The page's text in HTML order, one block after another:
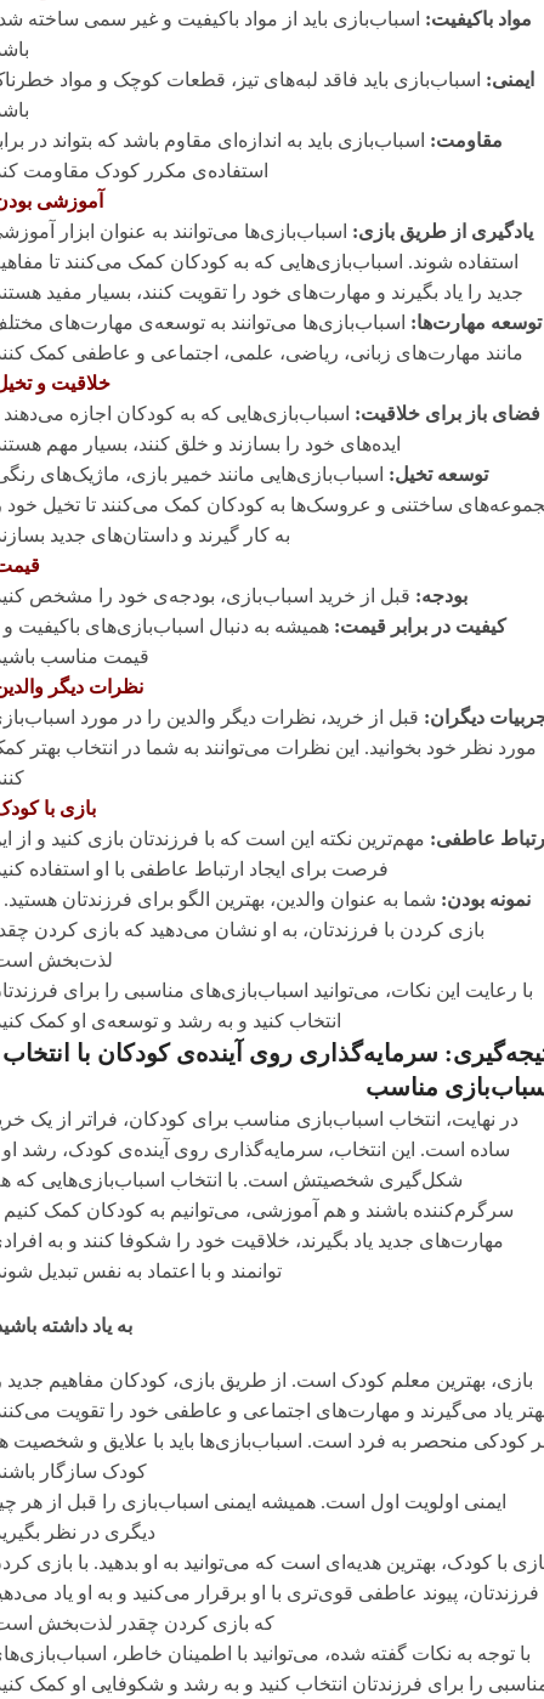
مواد باکیفیت: اسباب‌بازی باید از مواد باکیفیت و غیر سمی ساخته
ایمنی: اسباب‌بازی باید فاقد لبه‌های تیز، قطعات کوچک و مواد
مقاومت: اسباب‌بازی باید به اندازه‌ای مقاوم باشد که بتواند در
استفاده‌ی مکرر کودک مقاومت
آموزشی
یادگیری از طریق بازی: اسباب‌بازی‌ها می‌توانند به عنوان ابزار
استفاده شوند. اسباب‌بازی‌هایی که به کودکان کمک می‌کنند تا
جدید را یاد بگیرند و مهارت‌های خود را تقویت کنند، بسیار مفید
توسعه مهارت‌ها: اسباب‌بازی‌ها می‌توانند به توسعه‌ی مهارت‌های
مانند مهارت‌های زبانی، ریاضی، علمی، اجتماعی و عاطفی کمک
خلاقیت و
فضای باز برای خلاقیت: اسباب‌بازی‌هایی که به کودکان اجازه می‌دهند
ایده‌های خود را بسازند و خلق کنند، بسیار مهم
توسعه تخیل: اسباب‌بازی‌هایی مانند خمیر بازی، ماژیک‌های
ساختنی و عروسک‌ها به کودکان کمک می‌کنند تا تخیل خود
به کار گیرند و داستان‌های جدید
بودجه: قبل از خرید اسباب‌بازی، بودجه‌ی خود را مشخص
کیفیت در برابر قیمت: همیشه به دنبال اسباب‌بازی‌های باکیفیت و
قیمت مناسب
نظرات دیگر
دیگران: قبل از خرید، نظرات دیگر والدین را در مورد
مورد نظر خود بخوانید. این نظرات می‌توانند به شما در انتخاب بهتر
بازی با
عاطفی: مهم‌ترین نکته این است که با فرزندتان بازی کنید و از
فرصت برای ایجاد ارتباط عاطفی با او استفاده
نمونه بودن: شما به عنوان والدین، بهترین الگو برای فرزندتان هستید.
بازی کردن با فرزندتان، به او نشان می‌دهید که بازی کردن
لذت‌بخش
با رعایت این نکات، می‌توانید اسباب‌بازی‌های مناسبی را برای
انتخاب کنید و به رشد و توسعه‌ی او کمک
سرمایه‌گذاری روی آینده‌ی کودکان با انتخاب
مناسب
در نهایت، انتخاب اسباب‌بازی مناسب برای کودکان، فراتر از یک
ساده است. این انتخاب، سرمایه‌گذاری روی آینده‌ی کودک، رشد
شکل‌گیری شخصیتش است. با انتخاب اسباب‌بازی‌هایی که
سرگرم‌کننده باشند و هم آموزشی، می‌توانیم به کودکان کمک کنیم
مهارت‌های جدید یاد بگیرند، خلاقیت خود را شکوفا کنند و به
توانمند و با اعتماد به نفس تبدیل
به یاد داشته
بازی، بهترین معلم کودک است. از طریق بازی، کودکان مفاهیم جدید
یاد می‌گیرند و مهارت‌های اجتماعی و عاطفی خود را تقویت
کودکی منحصر به فرد است. اسباب‌بازی‌ها باید با علایق و شخصیت
کودک سازگار
ایمنی اولویت اول است. همیشه ایمنی اسباب‌بازی را قبل از هر
دیگری در نظر
با کودک، بهترین هدیه‌ای است که می‌توانید به او بدهید. با بازی
فرزندتان، پیوند عاطفی قوی‌تری با او برقرار می‌کنید و به او یاد
که بازی کردن چقدر لذت‌بخش
با توجه به نکات گفته شده، می‌توانید با اطمینان خاطر،
را برای فرزندتان انتخاب کنید و به رشد و شکوفایی او کمک